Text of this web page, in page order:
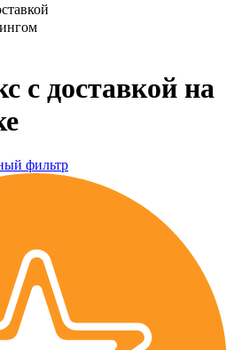
с доставкой на
фильтр